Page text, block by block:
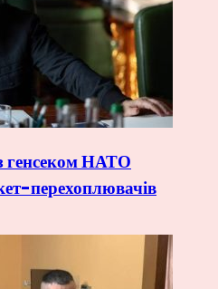
генсеком НАТО
перехоплювачів